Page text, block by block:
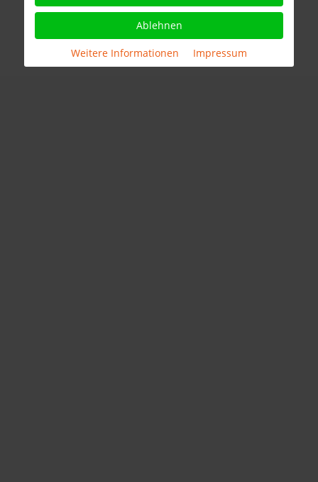
Ablehnen
Weitere Informationen Impressum